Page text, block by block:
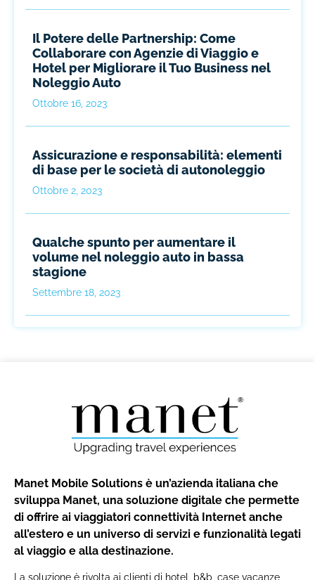
Il Potere delle Partnership: Come
Collaborare con Agenzie di Viaggio e
Hotel per Migliorare il Tuo Business nel
Noleggio Auto
Ottobre 16, 2023
Assicurazione e responsabilità: elementi
di base per le società di autonoleggio
Ottobre 2, 2023
Qualche spunto per aumentare il
volume nel noleggio auto in bassa
stagione
Settembre 18, 2023
Manet Mobile Solutions è un’azienda italiana che
sviluppa Manet, una soluzione digitale che permette
di offrire ai viaggiatori connettività Internet anche
all’estero e un universo di servizi e funzionalità legati
al viaggio e alla destinazione.
La soluzione è rivolta ai clienti di hotel, b&b, case vacanze,